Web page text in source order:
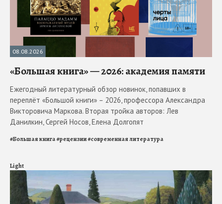
08.08.2026
«Большая книга» — 2026: академия памяти
Ежегодный литературный обзор новинок, попавших в
переплёт «Большой книги» – 2026, профессора Александра
Викторовича Маркова. Вторая тройка авторов: Лев
Данилкин, Сергей Носов, Елена Долгопят
#Большая книга#рецензии#современная литература
Light